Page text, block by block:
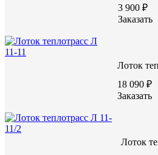
Цену уточняйте у
Характеристики:
3 900 ₽
Заказать
Лоток
18 090 ₽
Заказать
Лоток